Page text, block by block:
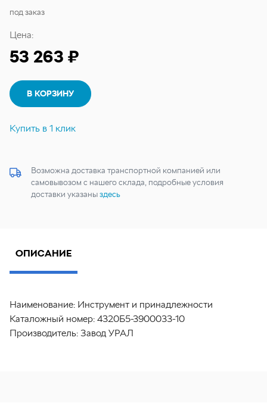
под заказ
Цена:
53 263 ₽
В КОРЗИНУ
Купить в 1 клик
Возможна доставка транспортной компанией или
самовывозом с нашего склада, подробные условия
доставки указаныздесь
ОПИСАНИЕ
Наименование: Инструмент и принадлежности
Каталожный номер: 4320Б5-3900033-10
Производитель: Завод УРАЛ